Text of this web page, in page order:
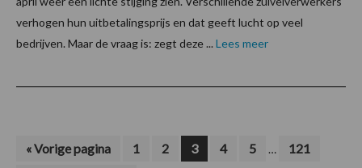
verhogen hun uitbetalingsprijs en dat geeft lucht op veel
bedrijven. Maar de vraag is: zegt deze ... Lees meer
«Ga
Vorige pagina Pagina
1 Pagina
2 Pagina
3 Pagina
4 Pagina
5
Interim
… Pagina
121